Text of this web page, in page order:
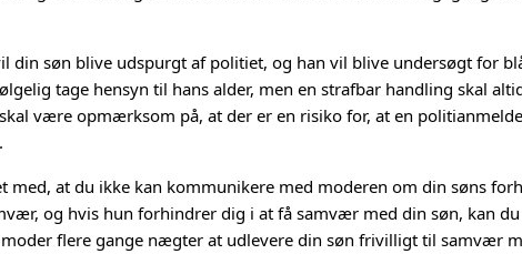
din søn blive udspurgt af politiet, og han vil blive undersøgt for
tage hensyn til hans alder, men en strafbar handling skal
være opmærksom på, at der er en risiko for, at en
med, at du ikke kan kommunikere med moderen om din søns
og hvis hun forhindrer dig i at få samvær med din søn, kan
flere gange nægter at udlevere din søn frivilligt til samvær